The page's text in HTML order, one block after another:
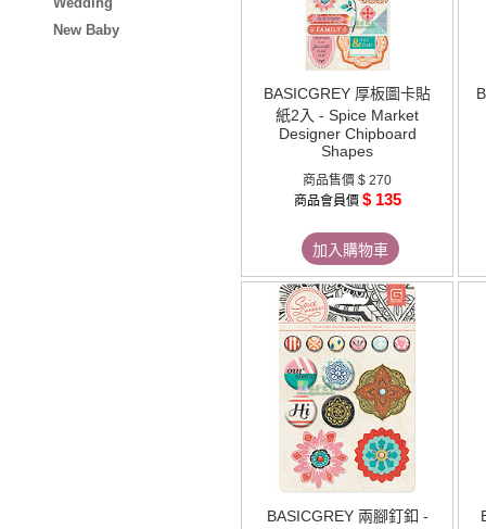
New Baby
BASICGREY 厚板圖卡貼
紙2入 - Spice Market
Designer Chipboard
Shapes
商品售價 $ 270
商品會員價 $ 135
加入購物車
BASICGREY 兩腳釘釦 -